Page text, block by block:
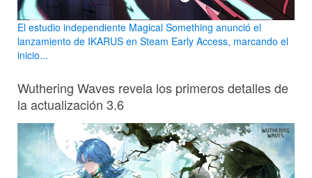
El estudio independiente Magical Something anunció el
lanzamiento de IKARUS en Steam Early Access, marcando el
inicio...
Wuthering Waves revela los primeros detalles de
la actualización 3.6